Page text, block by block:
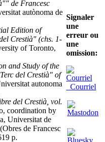
de Francesc
autònoma de
Edition of
Crestià" (chs. 1-
of Toronto,
and Study of the
del Crestià" of
autonoma
del Crestià, vol.
coordination by
Universitat de
de Francesc
p.
Signaler
une
erreur ou
une
omission:
Courriel